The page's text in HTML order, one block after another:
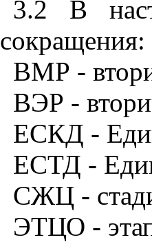
3.2 В
сокращения:
BMP -
ВЭР -
ЕСКД -
ЕСТД -
СЖЦ -
ЭТЦО - этап